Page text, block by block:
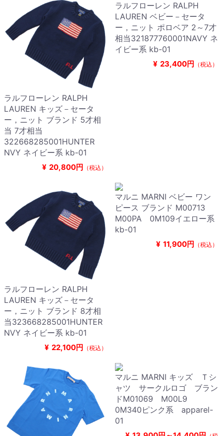
ラルフローレン RALPH
LAUREN キッズ－セータ
ー，ニット ブランド 5才相
当 7才相当
322668285001HUNTER
NVY ネイビー系 kb-01
¥ 20,800円 （税込）
ラルフローレン RALPH
LAUREN ベビー－セータ
ー，ニット ポロベア 2～7才
相当321877760001NAVY ネ
イビー系 kb-01
¥ 23,400円 （税込）
ラルフローレン RALPH
LAUREN キッズ－セータ
ー，ニット ブランド 8才相
当323668285001HUNTER
NVY ネイビー系 kb-01
¥ 22,100円 （税込）
マルニ MARNI ベビー ワン
ピース ブランド M00713
M00PA 0M109イエロー系
kb-01
¥ 11,900円 （税込）
マルニ MARNI キッズ Ｔシ
ャツ サークルロゴ ブラン
ドM01069 M00L9
0M340ピンク系 apparel-
01